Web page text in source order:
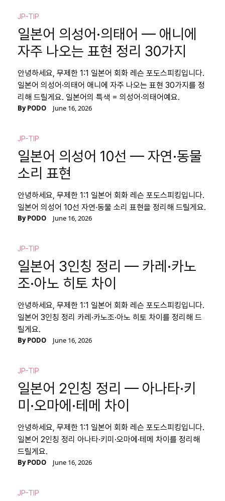
JP-TIP
일본어 의성어·의태어 — 애니에
자주 나오는 표현 정리 30가지
안녕하세요, 무제한 1:1 일본어 회화 레슨 포도스피킹입니다.
일본어 의성어·의태어 애니에 자주 나오는 표현 30가지를 정
리해 드릴게요. 일본어의 특색 = 의성어·의태어예요.
ByPODO June 16, 2026
JP-TIP
일본어 의성어 10선 — 자연·동물
소리 표현
안녕하세요, 무제한 1:1 일본어 회화 레슨 포도스피킹입니다.
일본어 의성어 10선 자연·동물 소리 표현을 정리해 드릴게요.
ByPODO June 16, 2026
JP-TIP
일본어 3인칭 정리 — 카레·카노
조·아노 히토 차이
안녕하세요, 무제한 1:1 일본어 회화 레슨 포도스피킹입니다.
일본어 3인칭 정리 카레·카노조·아노 히토 차이를 정리해 드
릴게요.
ByPODO June 16, 2026
JP-TIP
일본어 2인칭 정리 — 아나타·키
미·오마에·테메 차이
안녕하세요, 무제한 1:1 일본어 회화 레슨 포도스피킹입니다.
일본어 2인칭 정리 아나타·키미·오마에·테메 차이를 정리해
드릴게요.
ByPODO June 16, 2026
JP-TIP